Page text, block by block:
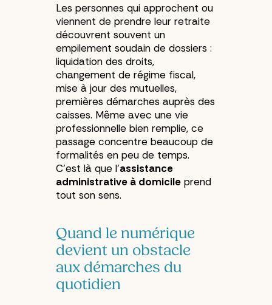
Les personnes qui approchent ou
viennent de prendre leur retraite
découvrent souvent un
empilement soudain de dossiers :
liquidation des droits,
changement de régime fiscal,
mise à jour des mutuelles,
premières démarches auprès des
caisses. Même avec une vie
professionnelle bien remplie, ce
passage concentre beaucoup de
formalités en peu de temps.
C’est là que l’assistance
administrative à domicile prend
tout son sens.
Quand le numérique
devient un obstacle
aux démarches du
quotidien